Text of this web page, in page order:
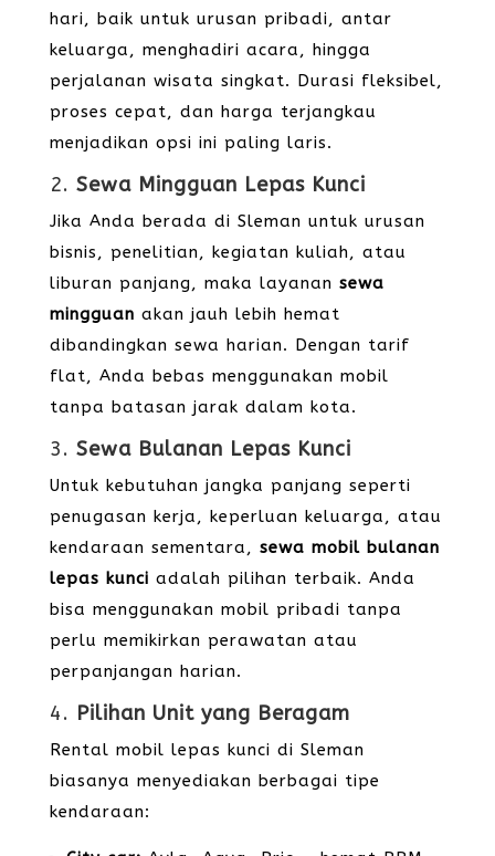
hari, baik untuk urusan pribadi, antar
keluarga, menghadiri acara, hingga
perjalanan wisata singkat. Durasi fleksibel,
proses cepat, dan harga terjangkau
menjadikan opsi ini paling laris.
2. Sewa Mingguan Lepas Kunci
Jika Anda berada di Sleman untuk urusan
bisnis, penelitian, kegiatan kuliah, atau
liburan panjang, maka layanan sewa
mingguan akan jauh lebih hemat
dibandingkan sewa harian. Dengan tarif
flat, Anda bebas menggunakan mobil
tanpa batasan jarak dalam kota.
3. Sewa Bulanan Lepas Kunci
Untuk kebutuhan jangka panjang seperti
penugasan kerja, keperluan keluarga, atau
kendaraan sementara, sewa mobil bulanan
lepas kunci adalah pilihan terbaik. Anda
bisa menggunakan mobil pribadi tanpa
perlu memikirkan perawatan atau
perpanjangan harian.
4. Pilihan Unit yang Beragam
Rental mobil lepas kunci di Sleman
biasanya menyediakan berbagai tipe
kendaraan: